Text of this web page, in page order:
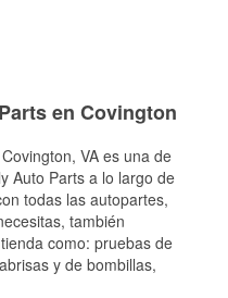
en Covington
Covington, VA es una de
Auto Parts a lo largo de
todas las autopartes,
también
como: pruebas de
y de bombillas,